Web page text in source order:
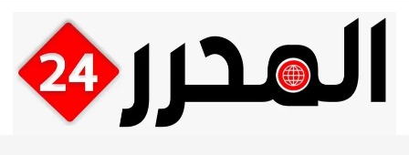
رئيس مجلس
الإدارة: رمضان